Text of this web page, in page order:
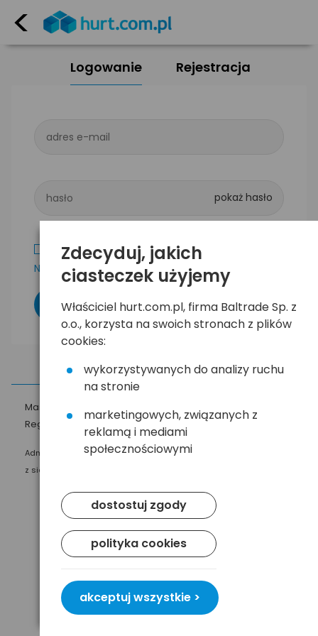
<
Logowanie Rejestracja
adres e-mail
hasło
Zapamiętaj mnie
Nie pamiętam hasła
Masz pytania?
Regulamin
Polityka prywatności
Administratorem Twoich danych osobowych jest Baltrade sp. z o.o.
z siedzibą w Gdańsku przy ul. Geodetów 24, 80-298 Gdańsk.
Zdecyduj, jakich
ciasteczek użyjemy
Właściciel hurt.com.pl, firma Baltrade Sp. z
o.o., korzysta na swoich stronach z plików
cookies:
wykorzystywanych do analizy ruchu
na stronie
marketingowych, związanych z
reklamą i mediami
społecznościowymi
dostostuj zgody
polityka cookies
akceptuj wszystkie >